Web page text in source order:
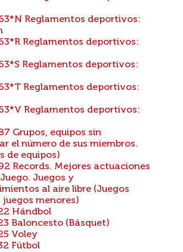
Reglamentos deportivos:
Reglamentos deportivos:
Reglamentos deportivos:
Reglamentos deportivos:
Reglamentos deportivos:
Grupos, equipos sin
el número de sus miembros.
de equipos)
Records. Mejores actuaciones
Juegos y
al aire libre (Juegos
menores)
Hándbol
Baloncesto (Básquet)
Voley
Fútbol